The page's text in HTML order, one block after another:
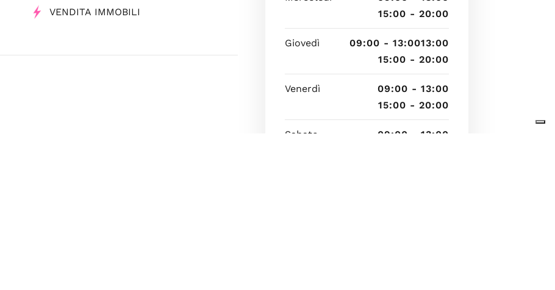
VENDITA IMMOBILI
15:00 - 20:00
Giovedì
09:00 - 13:0013:00
15:00 - 20:00
Venerdì
09:00 - 13:00
15:00 - 20:00
Sabato
09:00 - 13:00